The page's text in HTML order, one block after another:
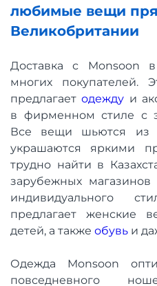
любимые вещи
Великобритании
Доставка с Monsoon в
многих покупателей.
предлагаетодежду и
в фирменном стиле с
Все вещи шьются из
украшаются яркими
трудно найти в
зарубежных
индивидуального
предлагает женские
детей, а также обувь и
Одежда Monsoon
повседневного